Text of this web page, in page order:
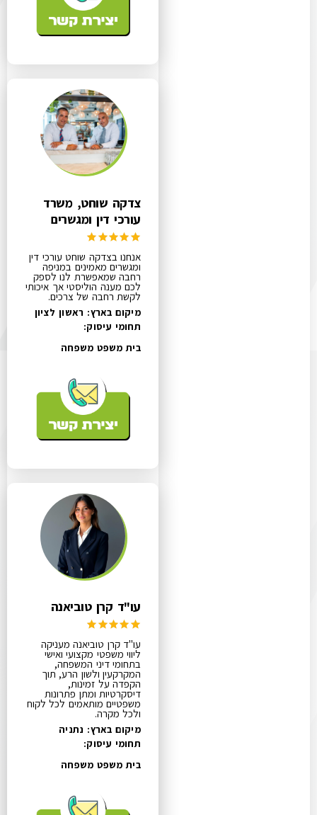
צדקה שוחט, משרד
עורכי דין ומגשרים
אנחנו בצדקה שוחט עורכי דין
ומגשרים מאמינים במניפה
רחבה שמאפשרת לנו לספק
לכם מענה הוליסטי אך איכותי
לקשת רחבה של צרכים.
מיקום בארץ: ראשון לציון
תחומי עיסוק:
בית משפט משפחה
עו"ד קרן טוביאנה
עו"ד קרן טוביאנה מעניקה
ליווי משפטי מקצועי ואישי
בתחומי דיני המשפחה,
המקרקעין ולשון הרע, תוך
הקפדה על זמינות,
דיסקרטיות ומתן פתרונות
משפטיים מותאמים לכל לקוח
ולכל מקרה.
מיקום בארץ: נתניה
תחומי עיסוק:
בית משפט משפחה